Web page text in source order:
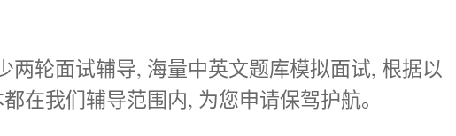
两轮面试辅导, 海量中英文题库模拟面试, 根据以
在我们辅导范围内, 为您申请保驾护航。